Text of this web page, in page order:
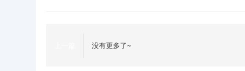
没有更多了~